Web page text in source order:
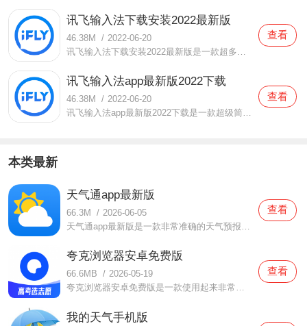
讯飞输入法下载安装2022最新版
46.38M / 2022-06-20
查看
讯飞输入法app最新版2022下载
46.38M / 2022-06-20
讯飞输入法app最新版2022下载是一款超级简单的输入法软件。在这款讯飞输入法app最新版2022下载中可以帮助用户们提高打字速度，不仅有多种不同的输入方式，还有超多好看的皮肤，都是用户们可以自由进行体验的，同时还可以让你的界面变得更加不一样哦。有想要体验的小伙伴们现在就
查看
本类最新
天气通app最新版
66.3M / 2026-06-05
查看
夸克浏览器安卓免费版
66.6MB / 2026-05-19
夸克浏览器安卓免费版是一款使用起来非常简单的浏览器软件，在这款夸克浏览器安卓免费版中打造了非常简单的体验，用户们都可以轻松进行使用的，专门采用了极速的解析功能，可以快速帮助你们找到想要的的任何资料，浏览速度非常快，而且还可以感受到非常清爽的视觉效果哦，
查看
我的天气手机版